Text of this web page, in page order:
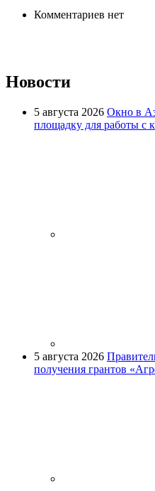
Комментариев нет
Новости
5 августа 2026 Окно в
площадку для работы с
5 августа 2026
получения грантов